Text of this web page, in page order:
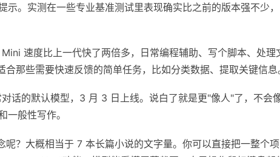
。实测在一些专业基准测试里表现确实比之前的版本强不少
速度比上一代快了两倍多，日常编程辅助、写个脚本、处理
那些需要快速反馈的简单任务，比如分类数据、提取关键信息
的默认模型，3 月 3 日上线。说白了就是更"像人"了，不会
般性写作。
？大概相当于 7 本长篇小说的文字量。你可以直接把一整个